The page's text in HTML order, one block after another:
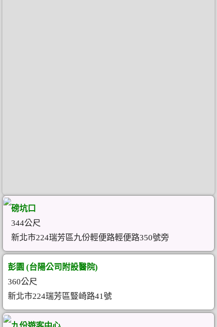
磅坑口
344公尺
新北市224瑞芳區九份輕便路輕便路350號旁
彭園 (台陽公司附設醫院)
360公尺
新北市224瑞芳區豎崎路41號